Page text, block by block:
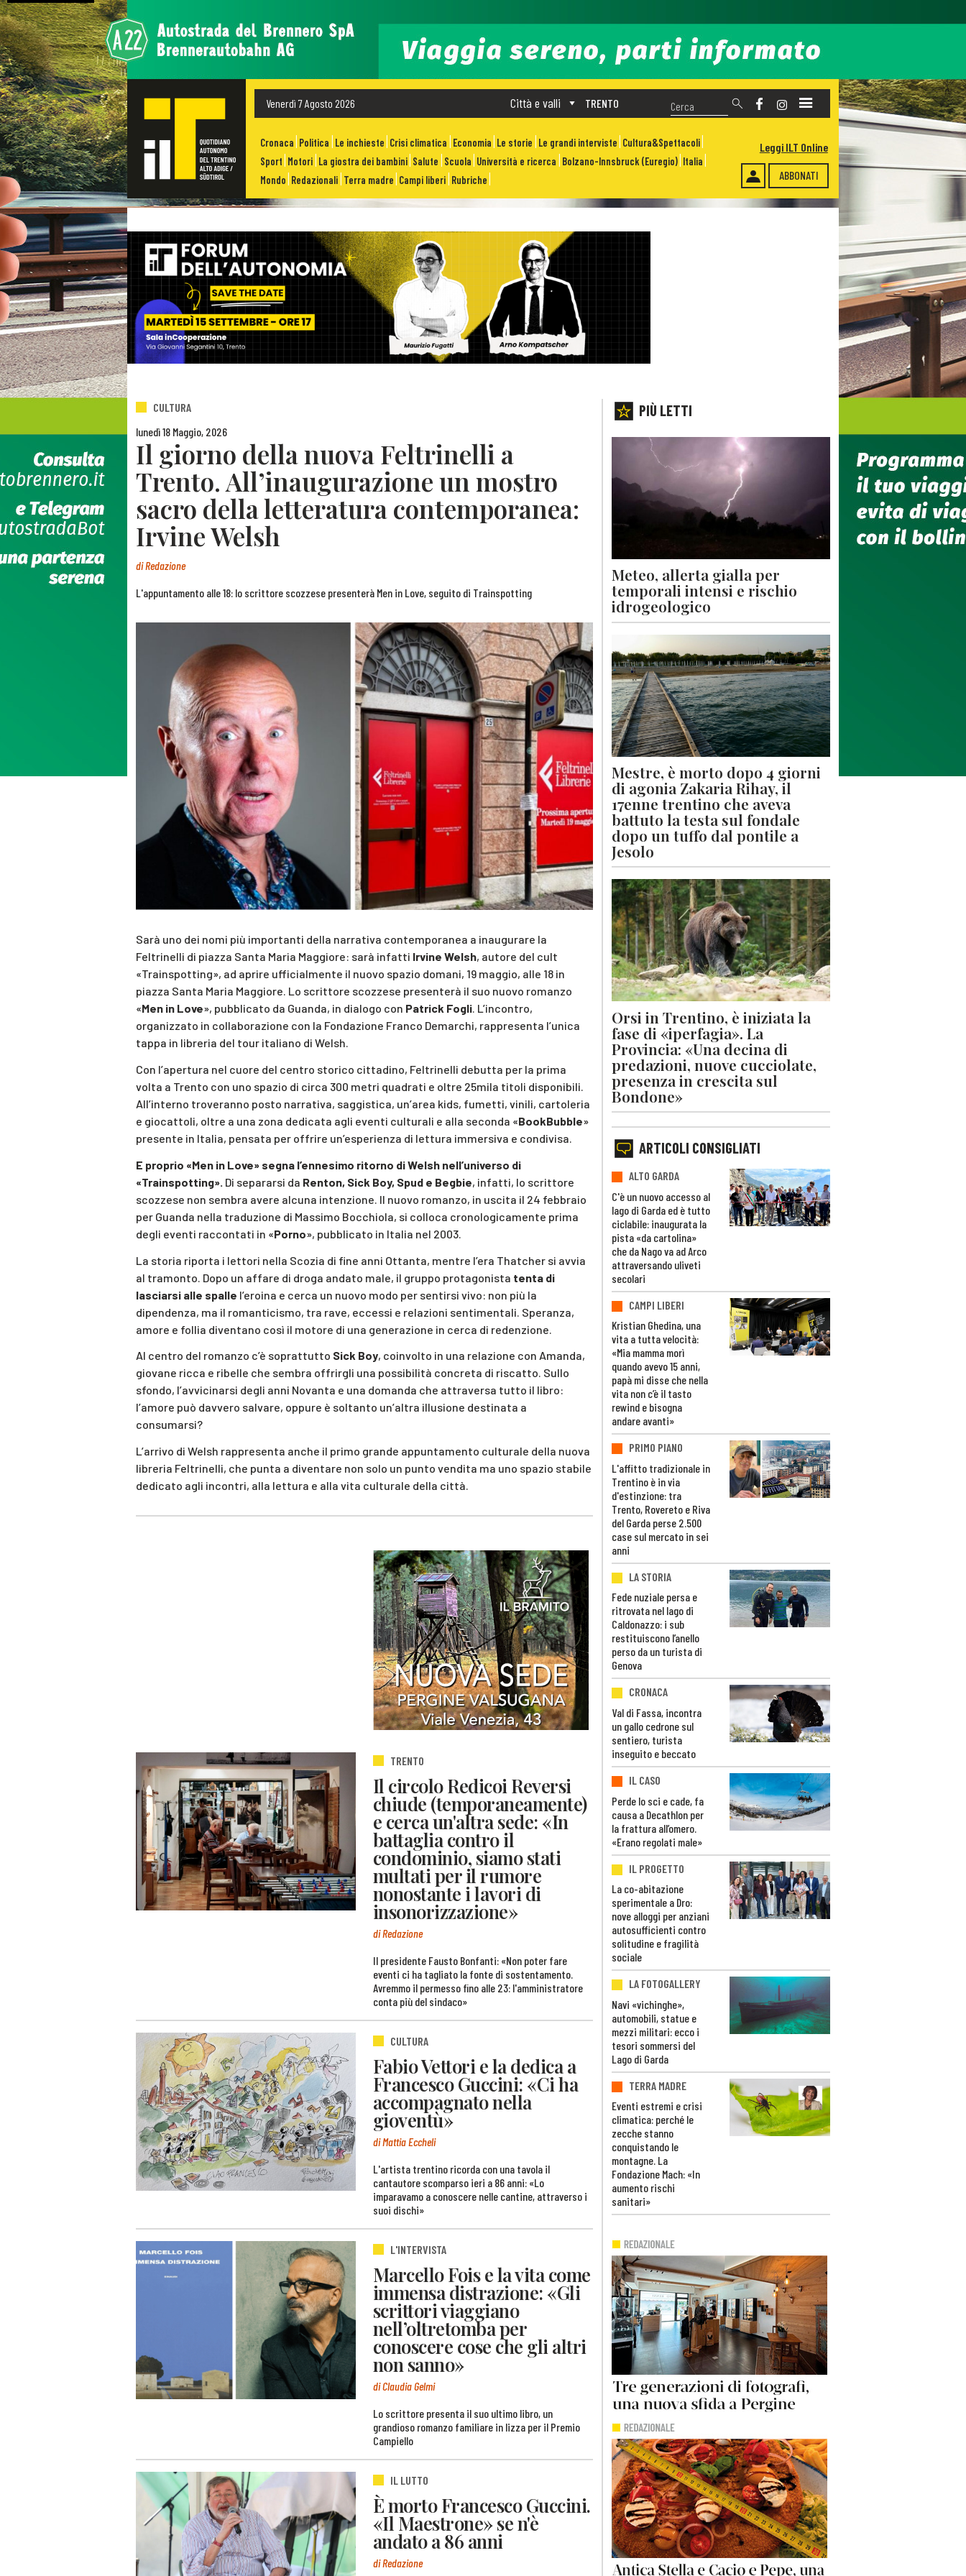
Venerdì 7 Agosto 2026 TRENTO
Città e valli
Cronaca Politica Le inchieste Crisi climatica Economia Le storie Le grandi interviste Cultura&Spettacoli
Sport Motori La giostra dei bambini Salute Scuola Università e ricerca Bolzano-Innsbruck (Euregio) Italia
Mondo Redazionali Terra madre Campi liberi Rubriche ABBONATI
Leggi ILT Online
CULTURA
lunedì 18 Maggio, 2026
Il giorno della nuova Feltrinelli a
Trento. All’inaugurazione un mostro
sacro della letteratura contemporanea:
Irvine Welsh
diRedazione
L'appuntamento alle 18: lo scrittore scozzese presenterà Men in Love, seguito di Trainspotting
Sarà uno dei nomi più importanti della narrativa contemporanea a inaugurare la
Feltrinelli di piazza Santa Maria Maggiore: sarà infatti Irvine Welsh, autore del cult
«Trainspotting», ad aprire ufficialmente il nuovo spazio domani, 19 maggio, alle 18 in
piazza Santa Maria Maggiore. Lo scrittore scozzese presenterà il suo nuovo romanzo
«Men in Love», pubblicato da Guanda, in dialogo con Patrick Fogli. L’incontro,
organizzato in collaborazione con la Fondazione Franco Demarchi, rappresenta l’unica
tappa in libreria del tour italiano di Welsh.
Con l’apertura nel cuore del centro storico cittadino, Feltrinelli debutta per la prima
volta a Trento con uno spazio di circa 300 metri quadrati e oltre 25mila titoli disponibili.
All’interno troveranno posto narrativa, saggistica, un’area kids, fumetti, vinili, cartoleria
e giocattoli, oltre a una zona dedicata agli eventi culturali e alla seconda «BookBubble»
presente in Italia, pensata per offrire un’esperienza di lettura immersiva e condivisa.
E proprio «Men in Love» segna l’ennesimo ritorno di Welsh nell’universo di
«Trainspotting». Di separarsi da Renton, Sick Boy, Spud e Begbie, infatti, lo scrittore
scozzese non sembra avere alcuna intenzione. Il nuovo romanzo, in uscita il 24 febbraio
per Guanda nella traduzione di Massimo Bocchiola, si colloca cronologicamente prima
degli eventi raccontati in «Porno», pubblicato in Italia nel 2003.
La storia riporta i lettori nella Scozia di fine anni Ottanta, mentre l’era Thatcher si avvia
al tramonto. Dopo un affare di droga andato male, il gruppo protagonista tenta di
lasciarsi alle spalle l’eroina e cerca un nuovo modo per sentirsi vivo: non più la
dipendenza, ma il romanticismo, tra rave, eccessi e relazioni sentimentali. Speranza,
amore e follia diventano così il motore di una generazione in cerca di redenzione.
Al centro del romanzo c’è soprattutto Sick Boy, coinvolto in una relazione con Amanda,
giovane ricca e ribelle che sembra offrirgli una possibilità concreta di riscatto. Sullo
sfondo, l’avvicinarsi degli anni Novanta e una domanda che attraversa tutto il libro:
l’amore può davvero salvare, oppure è soltanto un’altra illusione destinata a
consumarsi?
L’arrivo di Welsh rappresenta anche il primo grande appuntamento culturale della nuova
libreria Feltrinelli, che punta a diventare non solo un punto vendita ma uno spazio stabile
dedicato agli incontri, alla lettura e alla vita culturale della città.
TRENTO
Il circolo Redicoi Reversi
chiude (temporaneamente)
e cerca un'altra sede: «In
battaglia contro il
condominio, siamo stati
multati per il rumore
nonostante i lavori di
insonorizzazione»
di Redazione
Il presidente Fausto Bonfanti: «Non poter fare
eventi ci ha tagliato la fonte di sostentamento.
Avremmo il permesso fino alle 23: l'amministratore
conta più del sindaco»
CULTURA
Fabio Vettori e la dedica a
Francesco Guccini: «Ci ha
accompagnato nella
gioventù»
di Mattia Eccheli
L'artista trentino ricorda con una tavola il
cantautore scomparso ieri a 86 anni: «Lo
imparavamo a conoscere nelle cantine, attraverso i
suoi dischi»
L'INTERVISTA
Marcello Fois e la vita come
immensa distrazione: «Gli
scrittori viaggiano
nell’oltretomba per
conoscere cose che gli altri
non sanno»
di Claudia Gelmi
Lo scrittore presenta il suo ultimo libro, un
grandioso romanzo familiare in lizza per il Premio
Campiello
IL LUTTO
È morto Francesco Guccini.
«Il Maestrone» se n'è
andato a 86 anni
di Redazione
PIÙ LETTI
Meteo, allerta gialla per
temporali intensi e rischio
idrogeologico
Mestre, è morto dopo 4 giorni
di agonia Zakaria Rihay, il
17enne trentino che aveva
battuto la testa sul fondale
dopo un tuffo dal pontile a
Jesolo
Orsi in Trentino, è iniziata la
fase di «iperfagia». La
Provincia: «Una decina di
predazioni, nuove cucciolate,
presenza in crescita sul
Bondone»
ARTICOLI CONSIGLIATI
ALTO GARDA
C'è un nuovo accesso al
lago di Garda ed è tutto
ciclabile: inaugurata la
pista «da cartolina»
che da Nago va ad Arco
attraversando uliveti
secolari
CAMPI LIBERI
Kristian Ghedina, una
vita a tutta velocità:
«Mia mamma morì
quando avevo 15 anni,
papà mi disse che nella
vita non c’è il tasto
rewind e bisogna
andare avanti»
PRIMO PIANO
L'affitto tradizionale in
Trentino è in via
d'estinzione: tra
Trento, Rovereto e Riva
del Garda perse 2.500
case sul mercato in sei
anni
LA STORIA
Fede nuziale persa e
ritrovata nel lago di
Caldonazzo: i sub
restituiscono l’anello
perso da un turista di
Genova
CRONACA
Val di Fassa, incontra
un gallo cedrone sul
sentiero, turista
inseguito e beccato
IL CASO
Perde lo sci e cade, fa
causa a Decathlon per
la frattura all’omero.
«Erano regolati male»
IL PROGETTO
La co-abitazione
sperimentale a Dro:
nove alloggi per anziani
autosufficienti contro
solitudine e fragilità
sociale
LA FOTOGALLERY
Navi «vichinghe»,
automobili, statue e
mezzi militari: ecco i
tesori sommersi del
Lago di Garda
TERRA MADRE
Eventi estremi e crisi
climatica: perché le
zecche stanno
conquistando le
montagne. La
Fondazione Mach: «In
aumento rischi
sanitari»